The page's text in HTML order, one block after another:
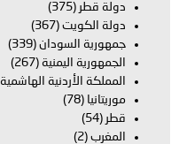
دولة قطر (375)
دولة الكويت (367)
جمهورية السودان (339)
الجمهورية اليمنية (267)
المملكة الأردنية الهاشمية
موريتانيا (78)
قطر (54)
المغرب (2)